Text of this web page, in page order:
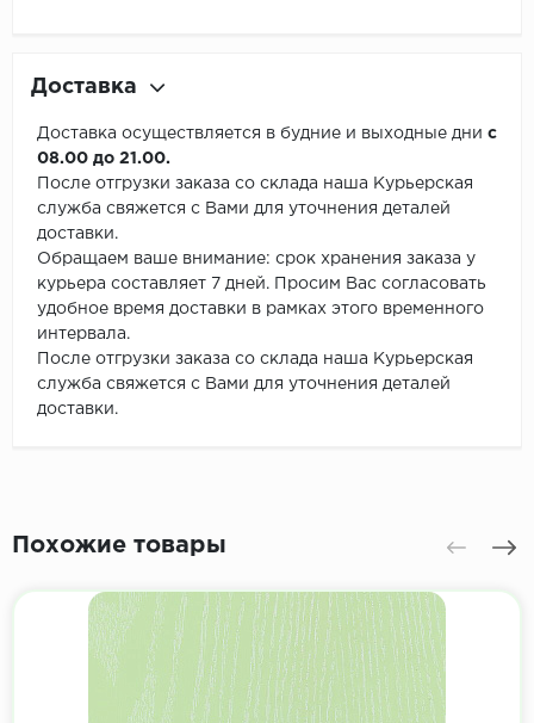
Доставка
Доставка осуществляется в будние и выходные дни с
08.00 до 21.00.
После отгрузки заказа со склада наша Курьерская
служба свяжется с Вами для уточнения деталей
доставки.
Обращаем ваше внимание: срок хранения заказа у
курьера составляет 7 дней. Просим Вас согласовать
удобное время доставки в рамках этого временного
интервала.
После отгрузки заказа со склада наша Курьерская
служба свяжется с Вами для уточнения деталей
доставки.
Похожие товары